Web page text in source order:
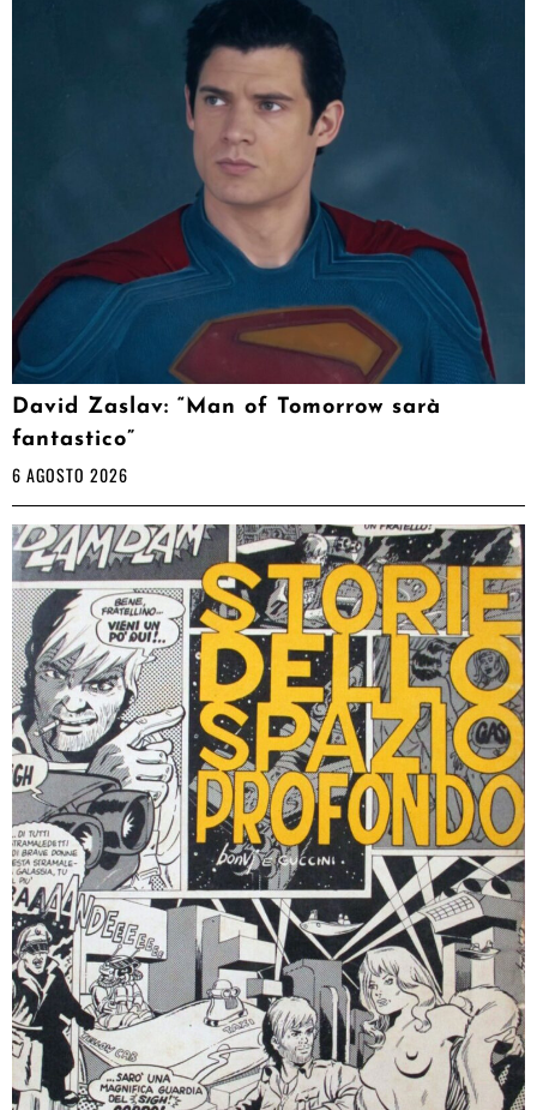
David Zaslav: “Man of Tomorrow sarà
fantastico”
6 AGOSTO 2026